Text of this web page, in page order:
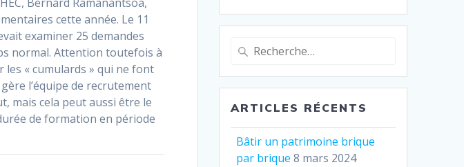
cette année. Le 11
examiner 25 demandes
normal. Attention toutefois à
les « cumulards » qui ne font
l’équipe de recrutement
mais cela peut aussi être le
de formation en période
Recherche
:
ARTICLES RÉCENTS
Bâtir un patrimoine brique
par brique 8 mars 2024